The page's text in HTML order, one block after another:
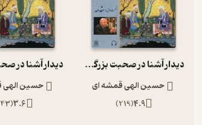
دیدار آشنا در صحبت بزرگان با دکتر الهی قمشه ای
حسین الهی قمشه ای
4.9
(
219
)
حسین الهی
3.6
(